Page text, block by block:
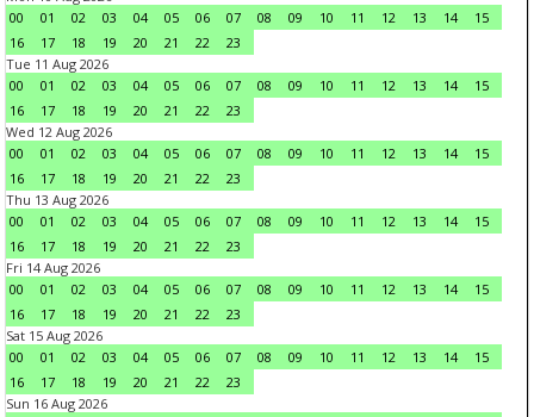
00
01 02 03 04 05 06 07 08 09 10 11 12 13 14
15
16
17 18 19 20 21 22
23
Tue 11 Aug 2026
00
01 02 03 04 05 06 07 08 09 10 11 12 13 14
15
16
17 18 19 20 21 22
23
Wed 12 Aug 2026
00
01 02 03 04 05 06 07 08 09 10 11 12 13 14
15
16
17 18 19 20 21 22
23
Thu 13 Aug 2026
00
01 02 03 04 05 06 07 08 09 10 11 12 13 14
15
16
17 18 19 20 21 22
23
Fri 14 Aug 2026
00
01 02 03 04 05 06 07 08 09 10 11 12 13 14
15
16
17 18 19 20 21 22
23
Sat 15 Aug 2026
00
01 02 03 04 05 06 07 08 09 10 11 12 13 14
15
16
17 18 19 20 21 22
23
Sun 16 Aug 2026